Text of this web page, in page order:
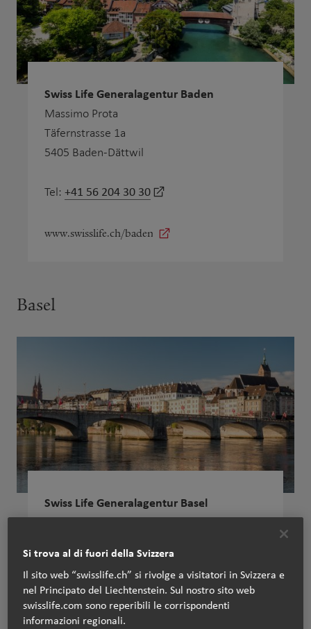
Swiss Life Generalagentur Baden
Massimo Prota
Täfernstrasse 1a
5405 Baden-Dättwil
Tel: +41 56 204 30 30
www.swisslife.ch/baden
Basel
Swiss Life Generalagentur Basel
4051 Basel
Tel: +41 61 227 88 33
Si trova al di fuori della Svizzera
Il sito web “swisslife.ch” si rivolge a visitatori in Svizzera e
nel Principato del Liechtenstein. Sul nostro sito web
swisslife.com sono reperibili le corrispondenti
informazioni regionali.